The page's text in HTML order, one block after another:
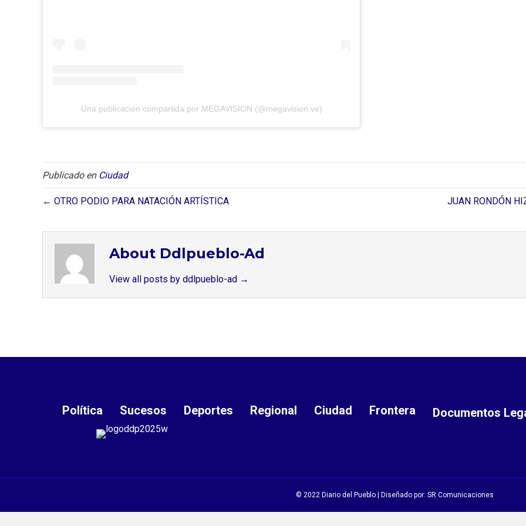
Una publicación compartida por MEGAVISION (@megavision.ve)
Publicado en Ciudad
← OTRO PODIO PARA NATACIÓN ARTÍSTICA JUAN RONDÓN
About Ddlpueblo-Ad
View all posts by ddlpueblo-ad →
Política Sucesos Deportes Regional Ciudad Frontera Documentos
© 2022 Diario del Pueblo | Diseñado por: SR Comunicaciones